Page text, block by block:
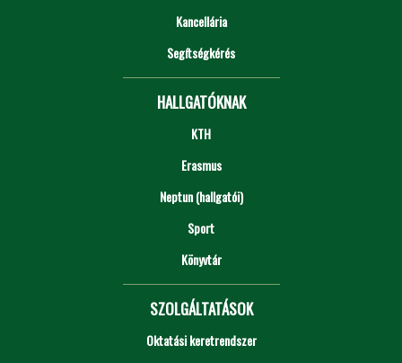
Kancellária
Segítségkérés
HALLGATÓKNAK
KTH
Erasmus
Neptun (hallgatói)
Sport
Könyvtár
SZOLGÁLTATÁSOK
Oktatási keretrendszer